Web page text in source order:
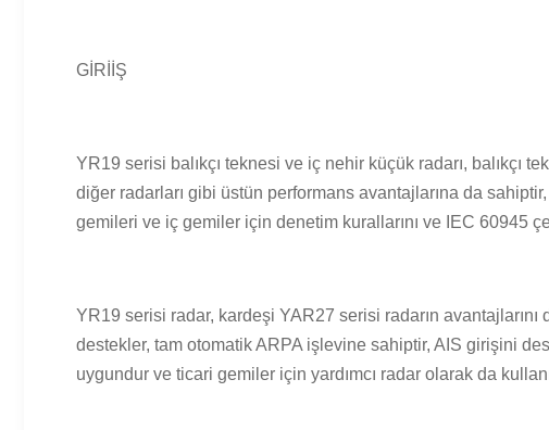
GİRİİŞ
YR19 serisi balıkçı teknesi ve iç nehir küçük radarı, balıkçı
diğer radarları gibi üstün performans avantajlarına da
gemileri ve iç gemiler için denetim kurallarını ve IEC 60945
YR19 serisi radar, kardeşi YAR27 serisi radarın avantajlarını
destekler, tam otomatik ARPA işlevine sahiptir, AIS girişini
uygundur ve ticari gemiler için yardımcı radar olarak da